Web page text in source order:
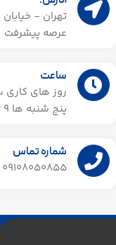
تهران -
عرصه پیشرفت
ساعت
روز های کاری ساعت
پنج شنبه ها 9 تا 14​
شماره تماس
09108050855 09024384172 (خانم ترک)